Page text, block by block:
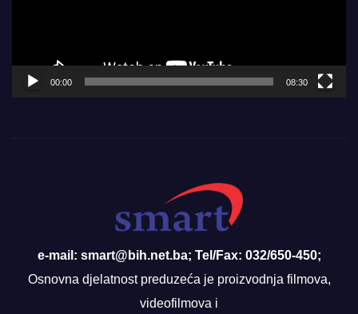
00:00 08:30
e-mail: smart@bih.net.ba; Tel/Fax: 032/650-450;
Osnovna djelatnost preduzeća je proizvodnja filmova,
videofilmova i